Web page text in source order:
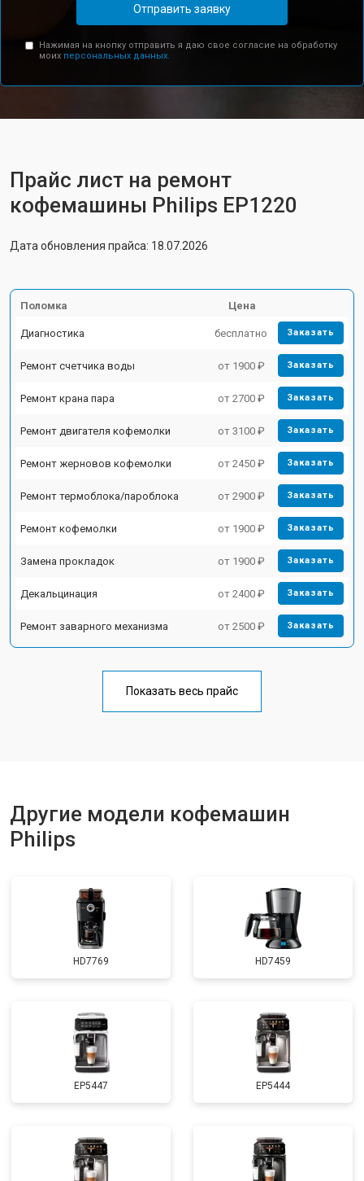
Отправить заявку
Нажимая на кнопку отправить я даю свое согласие на обработку
моих персональных данных.
Прайс лист на ремонт
кофемашины Philips EP1220
Дата обновления прайса: 18.07.2026
Поломка Цена
Диагностика бесплатно Заказать
Ремонт счетчика воды от 1900 ₽ Заказать
Ремонт крана пара от 2700 ₽ Заказать
Ремонт двигателя кофемолки от 3100 ₽ Заказать
Ремонт жерновов кофемолки от 2450 ₽ Заказать
Ремонт термоблока/пароблока от 2900 ₽ Заказать
Ремонт кофемолки от 1900 ₽ Заказать
Замена прокладок от 1900 ₽ Заказать
Декальцинация от 2400 ₽ Заказать
Ремонт заварного механизма от 2500 ₽ Заказать
Показать весь прайс
Другие модели кофемашин
Philips
HD7769 HD7459
EP5447 EP5444